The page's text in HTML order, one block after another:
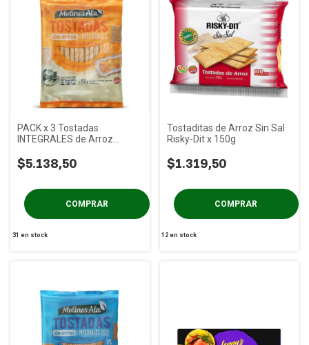
PACK x 3 Tostadas
INTEGRALES de Arroz
$5.138,50
31 en stock
Tostaditas de Arroz Sin Sal
Risky-Dit x 150g
$1.319,50
12 en stock